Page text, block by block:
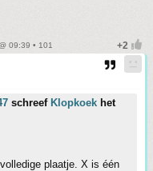
09:39 • 101
schreef Klopkoek het
plaatje. X is één